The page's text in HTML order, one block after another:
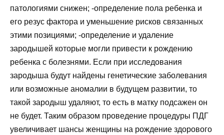
патологиями снижен; -определение пола ребенка и
его резус фактора и уменьшение рисков связанных
этими позициями; -определение и удаление
зародышей которые могли привести к рождению
ребенка с болезнями. Если при исследования
зародыша будут найдены генетические заболевания
или возможные аномалии в будущем развитии, то
такой зародыш удаляют, то есть в матку подсажен он
не будет. Таким образом проведение процедуры ПДГ
увеличивает шансы женщины на рождение здорового